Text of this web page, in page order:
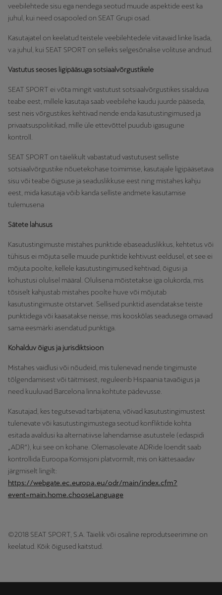
veebilehtede sisu ega nendega seotud muude aspektide eest ka
juhul, kui need osapooled on SEAT Grupi osad.
Kasutajatel on keelatud teistele veebilehtedele viitavaid linke lisada,
v.a juhul, kui SEAT SPORT on selleks selgesõnalise volituse andnud.
Vastutus seoses ligipääsuga sotsiaalvõrgustikele
SEAT SPORT ei võta mingit vastutust sotsiaalvõrgustikes sisalduva
teabe eest, millele kasutaja saab veebilehe kaudu juurde pääseda,
sest neis võrgustikes kehtivad nende enda kasutustingimused ja
privaatsuspoliitikad, mille üle ettevõttel puudub igasugune
kontroll.
SEAT SPORT on täielikult vabastatud vastutusest selliste
sotsiaalvõrgustike nõuetekohase toimimise, kasutajale ligipääsetava
sisu või teabe õigsuse ja seaduslikkuse eest ning mistahes kahju
eest, mida kasutaja võib kanda selliste andmete kasutamise
tulemusena
Sätete lahusus
Kasutustingimuste mistahes punktide ebaseaduslikkus, kehtetus või
tühisus ei mõjuta selle muude punktide kehtivust eeldusel, et see ei
mõjuta poolte, kellele kasutustingimused kehtivad, õigusi ja
kohustusi olulisel määral. Olulisena mõistetakse iga olukorda, mis
tõsiselt kahjustab mistahes poolte huve või mõjutab
kasutustingimuste otstarvet. Sellised punktid asendatakse teiste
punktidega või kaasatakse neisse, mis kooskõlas seadusega omavad
sama eesmärki asendatud punktiga.
Kohalduv õigus ja jurisdiktsioon
Mistahes vaidlusi või nõudeid, mis tulenevad nende tingimuste
tõlgendamisest või täitmisest, reguleerib Hispaania tavaõigus ja
need kuuluvad Barcelona linna kohtute pädevusse.
Kasutajad, kes tegutsevad tarbijatena, võivad kasutustingimustest
tulenevate või kasutustingimustega seotud konfliktide kohta
esitada avaldusi ka alternatiivse lahendamise asutustele (edaspidi
„ADR“), kui see on kohane. Olemasolevate ADRide loendit saab
kontrollida Euroopa Komisjoni platvormilt, mis on kättesaadav
järgmiselt lingilt:
https://webgate.ec.europa.eu/odr/main/index.cfm?
event=main.home.chooseLanguage
©2018 SEAT SPORT, S.A. Täielik või osaline reprodutseerimine on
keelatud. Kõik õigused kaitstud.